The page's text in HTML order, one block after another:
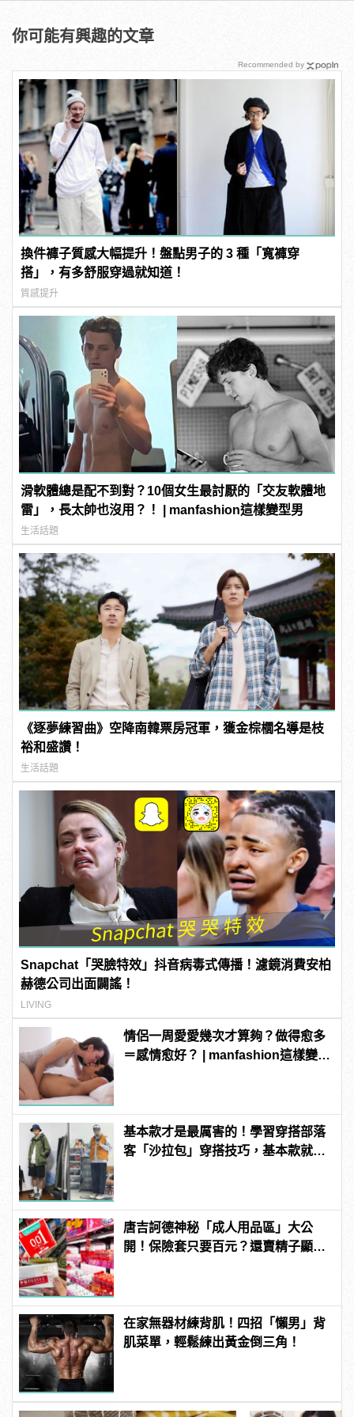
你可能有興趣的文章
換件褲子質感大幅提升！盤點男子的 3 種「寬褲穿
搭」，有多舒服穿過就知道！
質感提升
滑軟體總是配不到對？10個女生最討厭的「交友軟體地
雷」，長太帥也沒用？！ | manfashion這樣變型男
生活話題
《逐夢練習曲》空降南韓票房冠軍，獲金棕櫚名導是枝
裕和盛讚！
生活話題
Snapchat「哭臉特效」抖音病毒式傳播！濾鏡消費安柏
赫德公司出面闢謠！
LIVING
情侶一周愛愛幾次才算夠？做得愈多
＝感情愈好？ | manfashion這樣變型
基本款才是最厲害的！學習穿搭部落
客「沙拉包」穿搭技巧，基本款就能
唐吉訶德神秘「成人用品區」大公
開！保險套只要百元？還賣精子顯微
在家無器材練背肌！四招「懶男」背
肌菜單，輕鬆練出黃金倒三角！
Recommended by